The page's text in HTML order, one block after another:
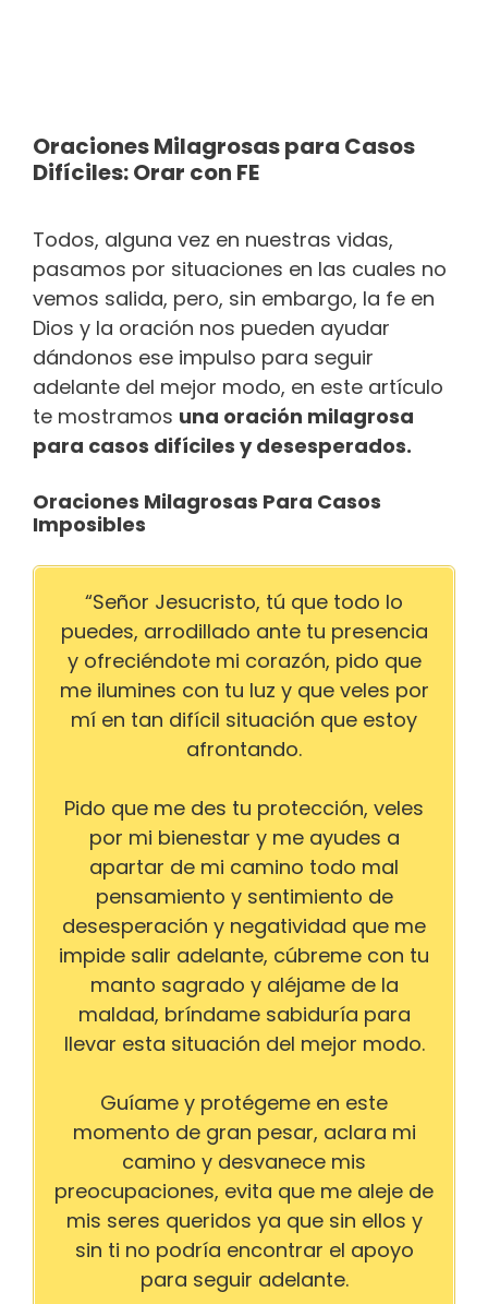
Oraciones Milagrosas para Casos
Difíciles: Orar con FE
Todos, alguna vez en nuestras vidas,
pasamos por situaciones en las cuales no
vemos salida, pero, sin embargo, la fe en
Dios y la oración nos pueden ayudar
dándonos ese impulso para seguir
adelante del mejor modo, en este artículo
te mostramos una oración milagrosa
para casos difíciles y desesperados.
Oraciones Milagrosas Para Casos
Imposibles
“Señor Jesucristo, tú que todo lo
puedes, arrodillado ante tu presencia
y ofreciéndote mi corazón, pido que
me ilumines con tu luz y que veles por
mí en tan difícil situación que estoy
afrontando.
Pido que me des tu protección, veles
por mi bienestar y me ayudes a
apartar de mi camino todo mal
pensamiento y sentimiento de
desesperación y negatividad que me
impide salir adelante, cúbreme con tu
manto sagrado y aléjame de la
maldad, bríndame sabiduría para
llevar esta situación del mejor modo.
Guíame y protégeme en este
momento de gran pesar, aclara mi
camino y desvanece mis
preocupaciones, evita que me aleje de
mis seres queridos ya que sin ellos y
sin ti no podría encontrar el apoyo
para seguir adelante.